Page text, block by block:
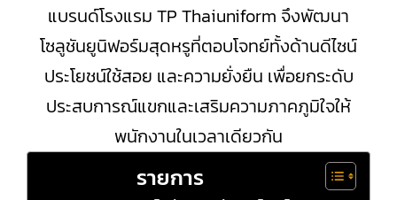
แบรนด์โรงแรม TP Thaiuniform จึงพัฒนา
โซลูชันยูนิฟอร์มสุดหรูที่ตอบโจทย์ทั้งด้านดีไซน์
ประโยชน์ใช้สอย และความยั่งยืน เพื่อยกระดับ
ประสบการณ์แขกและเสริมความภาคภูมิใจให้
พนักงานในเวลาเดียวกัน
รายการ